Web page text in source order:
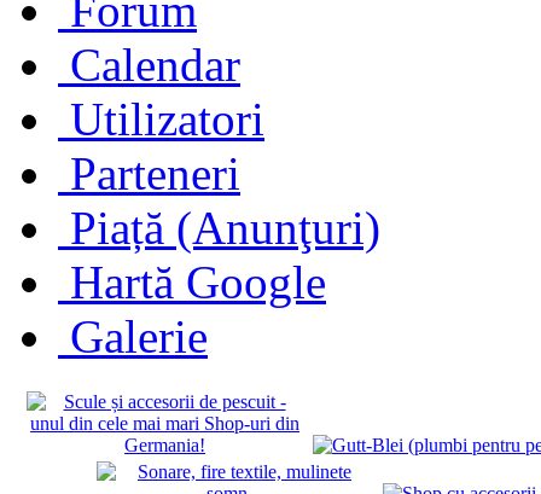
Calendar
Utilizatori
Parteneri
Piață (Anunţuri)
Hartă Google
Galerie